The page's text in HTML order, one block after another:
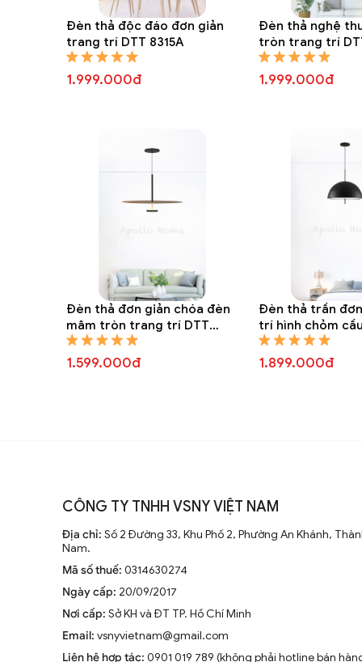
Đèn thả độc đáo đơn giản
trang trí DTT 8315A
1.999.000đ
Đèn thả nghệ
tròn trang trí
1.999.000đ
Đèn thả đơn giản chóa đèn
mâm tròn trang trí DTT
8288A
1.599.000đ
Đèn thả trần
trí hình chỏm
1.899.000đ
CÔNG TY TNHH VSNY VIỆT NAM
Địa chỉ: Số 2 Đường 33, Khu Phố 2, Phường An Khánh,
Nam.
Mã số thuế: 0314630274
Ngày cấp: 20/09/2017
Nơi cấp: Sở KH và ĐT TP. Hồ Chí Minh
Email: vsnyvietnam@gmail.com
Liên hệ hợp tác: 0901 019 789 (không phải hotline bán